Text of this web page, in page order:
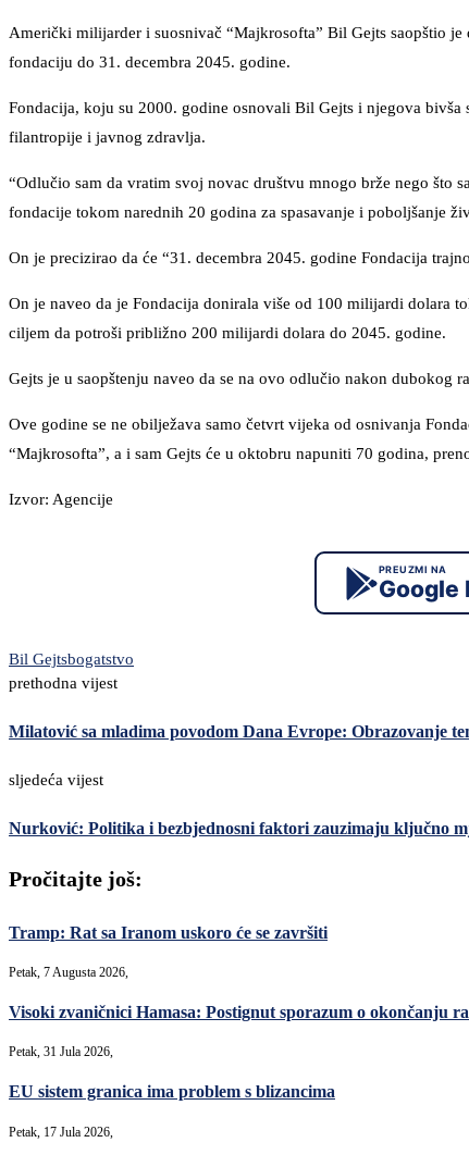
Američki milijarder i suosnivač “Majkrosofta” Bil Gejts saopštio
fondaciju do 31. decembra 2045. godine.
Fondacija, koju su 2000. godine osnovali Bil Gejts i njegova
filantropije i javnog zdravlja.
“Odlučio sam da vratim svoj novac društvu mnogo brže nego što
fondacije tokom narednih 20 godina za spasavanje i poboljšanje
On je precizirao da će “31. decembra 2045. godine Fondacija
On je naveo da je Fondacija donirala više od 100 milijardi dolara
ciljem da potroši približno 200 milijardi dolara do 2045. godine.
Gejts je u saopštenju naveo da se na ovo odlučio nakon dubokog
Ove godine se ne obilježava samo četvrt vijeka od osnivanja
“Majkrosofta”, a i sam Gejts će u oktobru napuniti 70 godina,
Izvor: Agencije
PREUZMI NA
Google
Bil Gejtsbogatstvo
prethodna vijest
Milatović sa mladima povodom Dana Evrope: Obrazovanje
sljedeća vijest
Nurković: Politika i bezbjednosni faktori zauzimaju ključno
Pročitajte još:
Tramp: Rat sa Iranom uskoro će se završiti
Petak, 7 Augusta 2026,
Visoki zvaničnici Hamasa: Postignut sporazum o okončanju
Petak, 31 Jula 2026,
EU sistem granica ima problem s blizancima
Petak, 17 Jula 2026,